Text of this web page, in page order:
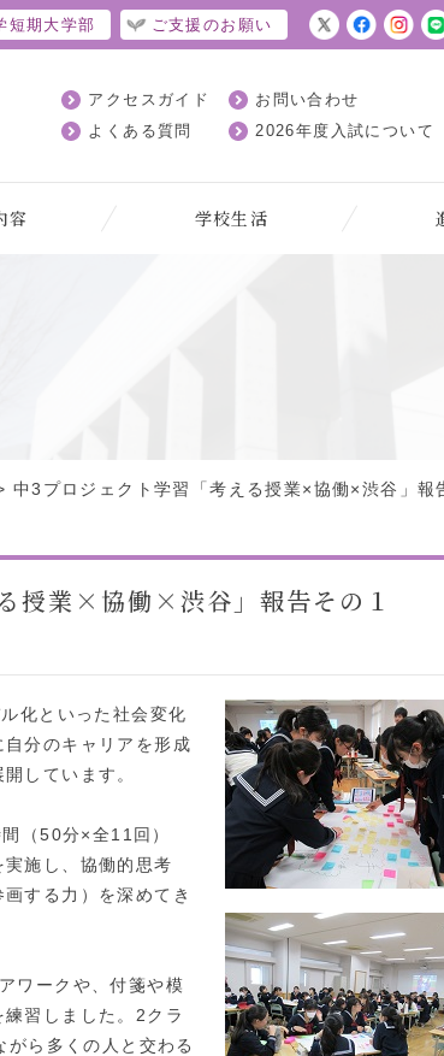
短期大学部 ご支援のお願い
アクセスガイド
よくある質問
お問い合わせ
2026年度入試について
容 学校生活
中3プロジェクト学習「考える授業×協働×渋谷」報
授業×協働×渋谷」報告その１
化といった社会変化
分のキャリアを形成
しています。
（50分×全11回）
施し、協働的思考
する力）を深めてき
ワークや、付箋や模
習しました。2クラ
ら多くの人と交わる